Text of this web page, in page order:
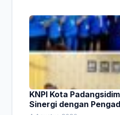
KNPI Kota
Sinergi dengan